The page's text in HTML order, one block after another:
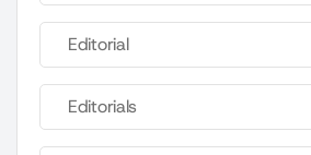
Editorial
Editorials